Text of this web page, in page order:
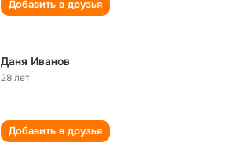
Добавить в друзья
Даня Иванов
28 лет
Добавить в друзья